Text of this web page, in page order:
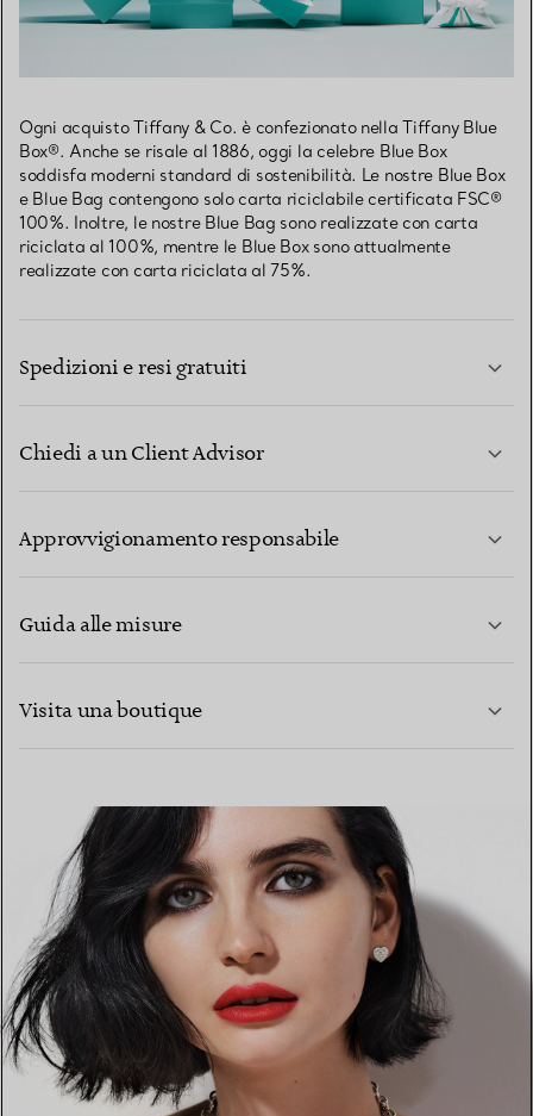
Ogni acquisto Tiffany & Co. è confezionato nella Tiffany Blue
Box®. Anche se risale al 1886, oggi la celebre Blue Box
soddisfa moderni standard di sostenibilità. Le nostre Blue Box
e Blue Bag contengono solo carta riciclabile certificata FSC®
100%. Inoltre, le nostre Blue Bag sono realizzate con carta
riciclata al 100%, mentre le Blue Box sono attualmente
realizzate con carta riciclata al 75%.
Spedizioni e resi gratuiti
Chiedi a un Client Advisor
Approvvigionamento responsabile
Guida alle misure
Visita una boutique
TROVA LA BOUTIQUE PIÙ VICINA A TE